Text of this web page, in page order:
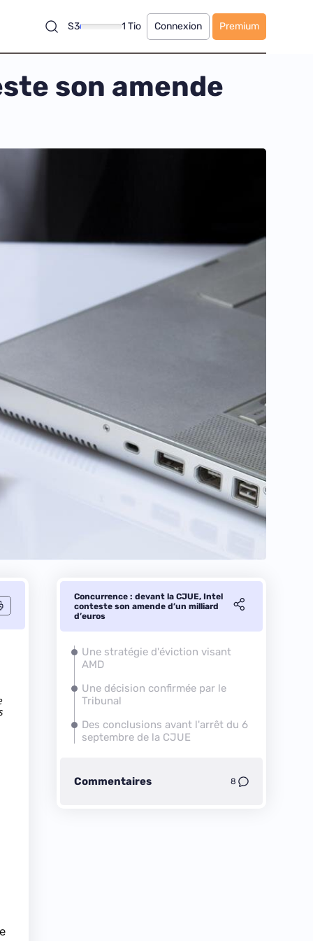
S3 1 Tio Connexion Premium
son amende
Concurrence : devant la CJUE, Intel
conteste son amende d’un milliard
d’euros
Une stratégie d'éviction visant
AMD
Une décision confirmée par le
Tribunal
Des conclusions avant l'arrêt du 6
septembre de la CJUE
Commentaires 8